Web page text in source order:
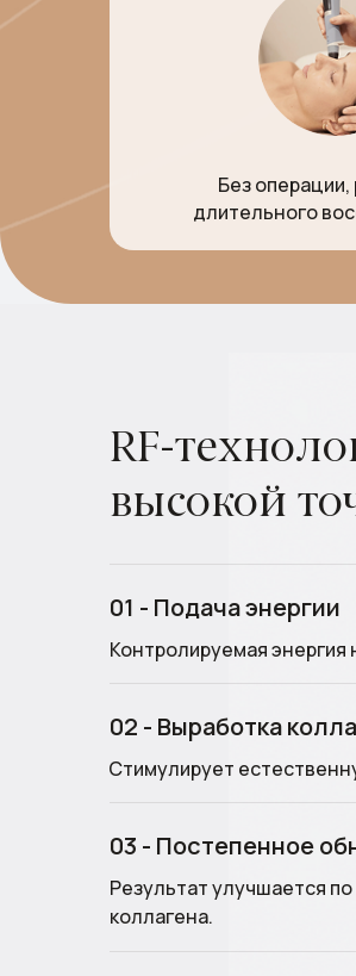
Без операции,
длительного
RF-
высокой
01 - Подача энергии
Контролируемая энергия
02 - Выработка
Стимулирует
03 - Постепенное
Результат улучшается
коллагена.